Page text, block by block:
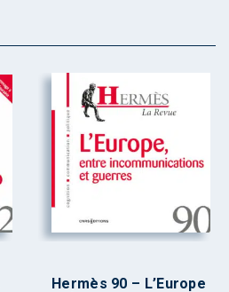
Hermès 90 – L’Europe